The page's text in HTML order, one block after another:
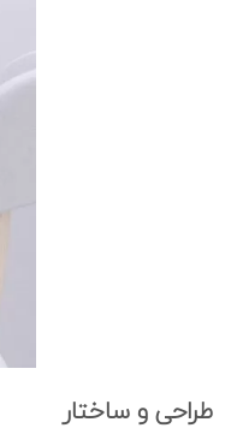
طراحی و ساختار